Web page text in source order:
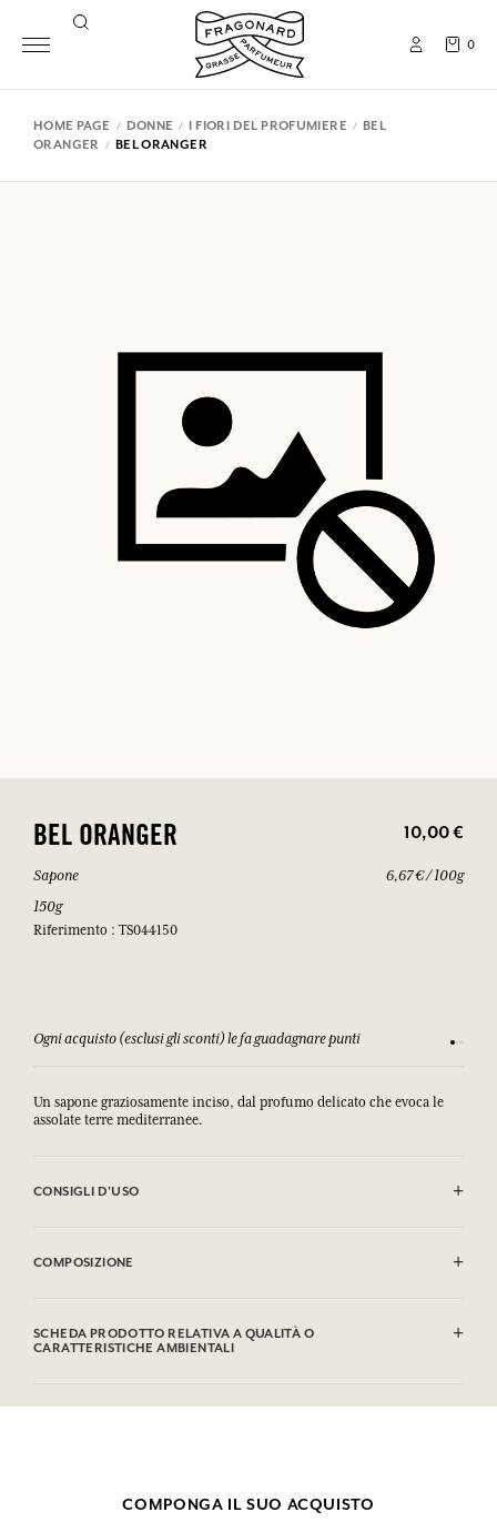
0
HOME PAGE DONNE I FIORI DEL PROFUMIERE
BEL
ORANGER
BEL ORANGER
BEL ORANGER 10,00 €
Sapone
150g
Riferimento : TS044150
6,67 € / 100g
Ogni acquisto (esclusi gli sconti) le fa guadagnare punti
Un sapone graziosamente inciso, dal profumo delicato che evoca le
assolate terre mediterranee.
CONSIGLI D'USO
GLI OCCHI SCIACQUARE ACCURATAMENTE.
COMPOSIZIONE
Parfum (Fragrance), Palm Kernel Acid, Glycerin, Sodium
Chloride, Tetrasodium Etidronate, Linalool, Limonene,
SCHEDA PRODOTTO RELATIVA A QUALITÀ O
CARATTERISTICHE AMBIENTALI
Si prega di consultare le qualità o le caratteristiche ambientali
COMPONGA IL SUO ACQUISTO